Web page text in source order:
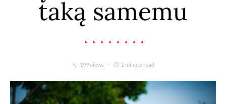
taką samemu
199 views 2 minute read